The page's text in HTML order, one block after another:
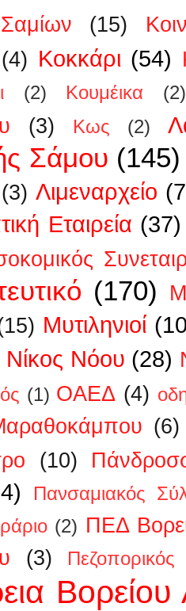
(15)
(4) Κοκκάρι (54)
(2) Κουμέικα (2)
(3) Κως (2)
Σάμου (145)
(3) Λιμεναρχείο
Εταιρεία (37)
(170)
Μυτιληνιοί
Νίκος Νόου (28)
(1) ΟΑΕΔ (4)
(6)
(10)
Πανσαμιακός
(2) ΠΕΔ
(3)
Βορείου